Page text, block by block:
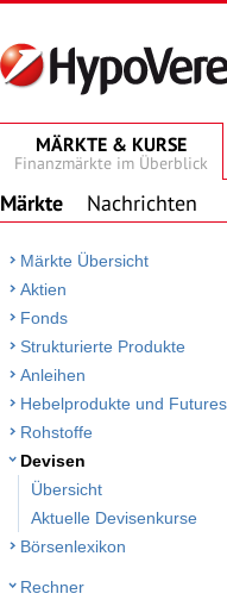
MÄRKTE & KURSE
Finanzmärkte im Überblick
Märkte Nachrichten
Märkte Übersicht
Aktien
Fonds
Strukturierte Produkte
Anleihen
Hebelprodukte und Futures
Rohstoffe
Devisen
Übersicht
Aktuelle Devisenkurse
Börsenlexikon
Rechner